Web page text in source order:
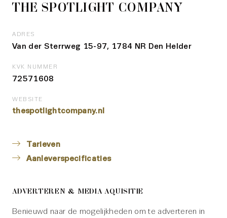
THE SPOTLIGHT COMPANY
ADRES
Van der Sterrweg 15-97, 1784 NR Den Helder
KVK NUMMER
72571608
WEBSITE
thespotlightcompany.nl
Tarieven
Aanleverspecificaties
ADVERTEREN & MEDIA AQUISITIE
Benieuwd naar de mogelijkheden om te adverteren in